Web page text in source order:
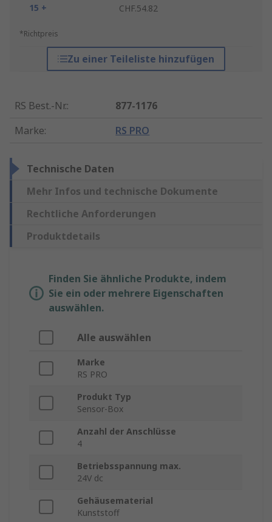
15 +
CHF.54.82
*Richtpreis
Zu einer Teileliste hinzufügen
RS Best.-Nr.:
877-1176
Marke: RS PRO
Technische Daten
Mehr Infos und technische Dokumente
Rechtliche Anforderungen
Produktdetails
Finden Sie ähnliche Produkte, indem
Sie ein oder mehrere Eigenschaften
auswählen.
Alle auswählen
Marke
RS PRO
Produkt Typ
Sensor-Box
Anzahl der Anschlüsse
4
Betriebsspannung max.
24V dc
Gehäusematerial
Kunststoff